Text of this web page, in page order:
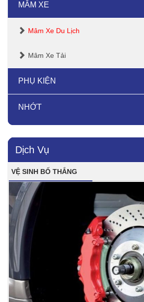
MÂM XE
Mâm Xe Du Lịch
Mâm Xe Tải
PHỤ KIỆN
NHỚT
Dịch Vụ
VỆ SINH BỐ THẮNG